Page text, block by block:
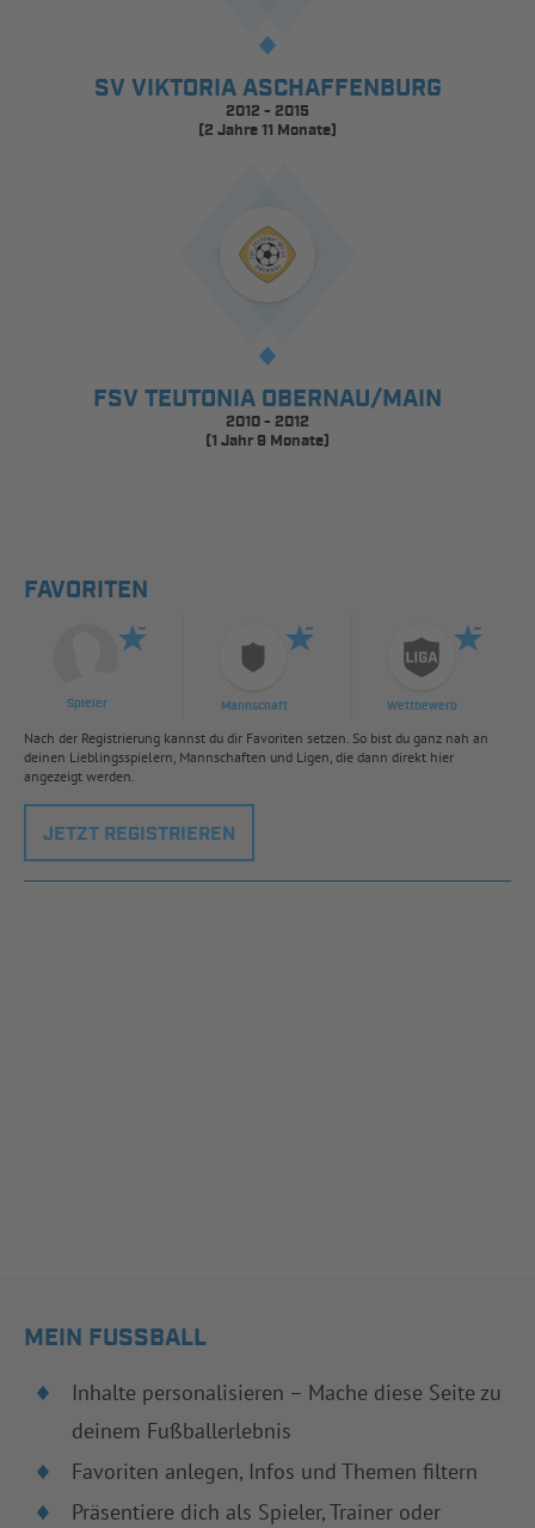
SV VIKTORIA ASCHAFFENBURG
2012 - 2015
(2 Jahre 11 Monate)
FSV TEUTONIA OBERNAU/MAIN
2010 - 2012
(1 Jahr 9 Monate)
FAVORITEN
Spieler Mannschaft Wettbewerb
Nach der Registrierung kannst du dir Favoriten setzen. So bist du ganz nah an
deinen Lieblingsspielern, Mannschaften und Ligen, die dann direkt hier
angezeigt werden.
JETZT REGISTRIEREN
MEIN FUSSBALL
Inhalte personalisieren – Mache diese Seite zu
deinem Fußballerlebnis
Favoriten anlegen, Infos und Themen filtern
Präsentiere dich als Spieler, Trainer oder